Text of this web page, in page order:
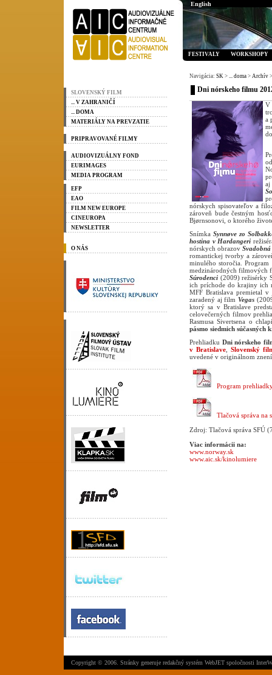
SLOVENSKÝ FILM
... V ZAHRANIČÍ
... DOMA
MATERIÁLY NA PREVZATIE
PRIPRAVOVANÉ FILMY
AUDIOVIZUÁLNY FOND
EURIMAGES
MEDIA PROGRAM
EFP
EAO
FILM NEW EUROPE
CINEUROPA
NEWSLETTER
O NÁS
English
FESTIVALY WORKSHOPY
Navigácia: SK > ... doma > Archív
Dni nórskeho filmu
V
a
aj
nórskych spisovateľov a
zároveň bude čestným
Bjørnsonovi, o ktorého
Snímka Synnøve zo
hostina v Hardangeri
nórskych obrazov
romantickej tvorby a
minulého storočia.
medzinárodných filmových
Súrodenci (2009) režisérky
ich príchode do krajiny ich
MFF Bratislava premietal
zaradený aj filmVegas
ktorý sa v Bratislave
celovečerných filmov
Rasmusa Sivertsena o
pásmo siedmich
Prehliadku Dni nórskeho
v Bratislave
Slovenský
uvedené v originálnom
Program
Tlačová správa na
Zdroj: Tlačová správa SFÚ
Viac informácii na:
www.norway.sk
www.aic.sk/kinolumiere
Copyright © 2006. Stránky generuje redakčný systém WebJET spoločnosti